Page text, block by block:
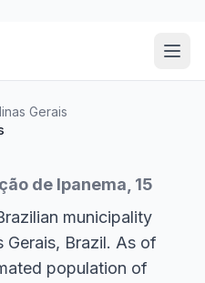
Gerais
de Ipanema, 15
municipality
Gerais, Brazil. As of
population of